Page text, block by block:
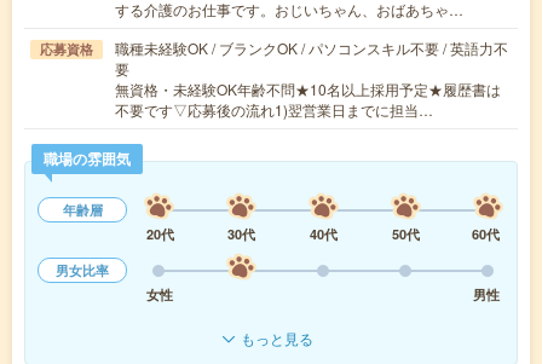
する介護のお仕事です。おじいちゃん、おばあちゃ…
応募資格
職種未経験OK / ブランクOK / パソコンスキル不要 / 英語力不
要
無資格・未経験OK年齢不問★10名以上採用予定★履歴書は
不要です▽応募後の流れ1)翌営業日までに担当…
職場の雰囲気
年齢層
20代
30代 40代 50代
60代
男女比率
女性
男性
もっと見る